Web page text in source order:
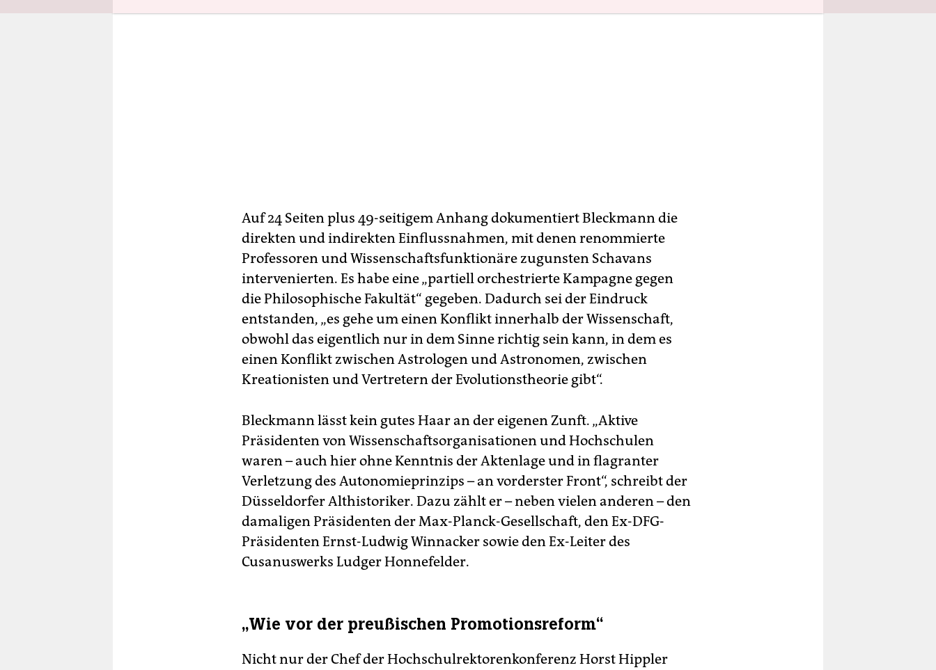
Auf 24 Seiten plus 49-seitigem Anhang dokumentiert Bleckmann die
direkten und indirekten Einflussnahmen, mit denen renommierte
Professoren und Wissenschaftsfunktionäre zugunsten Schavans
intervenierten. Es habe eine „partiell orchestrierte Kampagne gegen
die Philosophische Fakultät“ gegeben. Dadurch sei der Eindruck
entstanden, „es gehe um einen Konflikt innerhalb der Wissenschaft,
obwohl das eigentlich nur in dem Sinne richtig sein kann, in dem es
einen Konflikt zwischen Astrologen und Astronomen, zwischen
Kreationisten und Vertretern der Evolutionstheorie gibt“.
Bleckmann lässt kein gutes Haar an der eigenen Zunft. „Aktive
Präsidenten von Wissenschaftsorganisationen und Hochschulen
waren – auch hier ohne Kenntnis der Aktenlage und in flagranter
Verletzung des Autonomieprinzips – an vorderster Front“, schreibt der
Düsseldorfer Althistoriker. Dazu zählt er – neben vielen anderen – den
damaligen Präsidenten der Max-Planck-Gesellschaft, den Ex-DFG-
Präsidenten Ernst-Ludwig Winnacker sowie den Ex-Leiter des
Cusanuswerks Ludger Honnefelder.
„Wie vor der preußischen Promotionsreform“
Nicht nur der Chef der Hochschulrektorenkonferenz Horst Hippler